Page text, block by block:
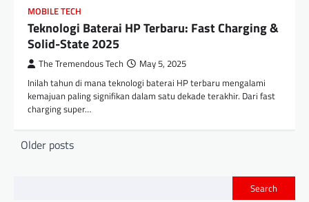
MOBILE TECH
Teknologi Baterai HP Terbaru: Fast Charging &
Solid-State 2025
The Tremendous Tech May 5, 2025
Inilah tahun di mana teknologi baterai HP terbaru mengalami
kemajuan paling signifikan dalam satu dekade terakhir. Dari fast
charging super…
Older posts
Search